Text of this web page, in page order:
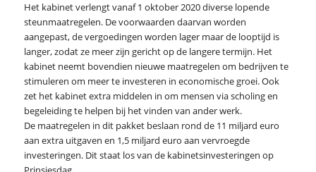
Het kabinet verlengt vanaf 1 oktober 2020 diverse lopende
steunmaatregelen. De voorwaarden daarvan worden
aangepast, de vergoedingen worden lager maar de looptijd is
langer, zodat ze meer zijn gericht op de langere termijn. Het
kabinet neemt bovendien nieuwe maatregelen om bedrijven te
stimuleren om meer te investeren in economische groei. Ook
zet het kabinet extra middelen in om mensen via scholing en
begeleiding te helpen bij het vinden van ander werk.
De maatregelen in dit pakket beslaan rond de 11 miljard euro
aan extra uitgaven en 1,5 miljard euro aan vervroegde
investeringen. Dit staat los van de kabinetsinvesteringen op